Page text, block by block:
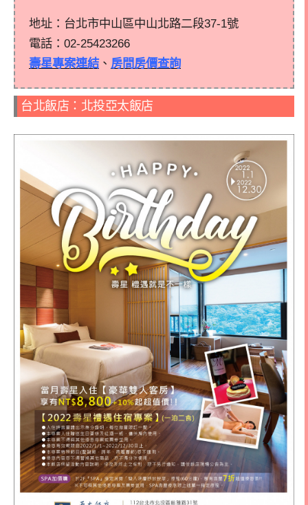
地址：台北市中山區中山北路二段37-1號
電話： 02-25423266
壽星專案連結、 房間房價查詢
台北飯店： 北投亞太飯店